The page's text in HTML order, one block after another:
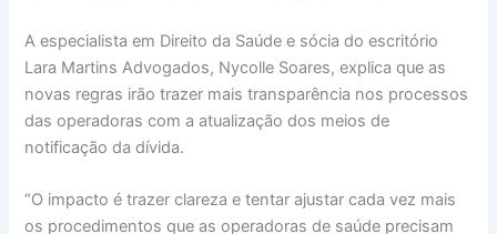
A especialista em Direito da Saúde e sócia do escritório
Lara Martins Advogados, Nycolle Soares, explica que as
novas regras irão trazer mais transparência nos processos
das operadoras com a atualização dos meios de
notificação da dívida.
“O impacto é trazer clareza e tentar ajustar cada vez mais
os procedimentos que as operadoras de saúde precisam